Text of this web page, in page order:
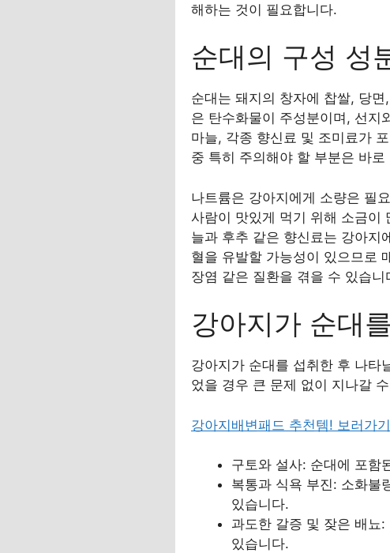
해하는 것이 필요합니다.
순대의 구성 성
순대는 돼지의 창자에 찹쌀, 당
은 탄수화물이 주성분이며, 선지
마늘, 각종 향신료 및 조미료가
중 특히 주의해야 할 부분은 바
나트륨은 강아지에게 소량은 필
사람이 맛있게 먹기 위해 소금이
늘과 후추 같은 향신료는 강아지
혈을 유발할 가능성이 있으므로
장염 같은 질환을 겪을 수 있습니
강아지가 순대
강아지가 순대를 섭취한 후 나타
었을 경우 큰 문제 없이 지나갈
강아지배변패드 추천템! 보러가기
구토와 설사: 순대에 포함
복통과 식욕 부진: 소화불
있습니다.
과도한 갈증 및 잦은 배뇨
있습니다.